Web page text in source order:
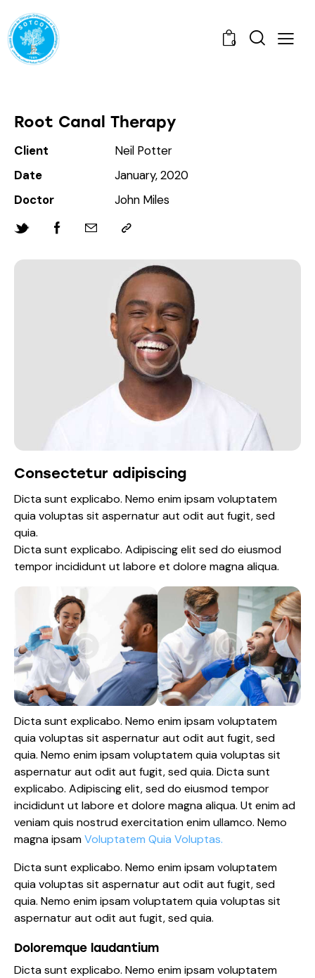
0
Root Canal Therapy
Client
Neil Potter
Date
January, 2020
Doctor
John Miles
Consectetur adipiscing
Dicta sunt explicabo. Nemo enim ipsam voluptatem
quia voluptas sit aspernatur aut odit aut fugit, sed
quia.
Dicta sunt explicabo. Adipiscing elit sed do eiusmod
tempor incididunt ut labore et dolore magna aliqua.
Dicta sunt explicabo. Nemo enim ipsam voluptatem
quia voluptas sit aspernatur aut odit aut fugit, sed
quia. Nemo enim ipsam voluptatem quia voluptas sit
aspernatur aut odit aut fugit, sed quia. Dicta sunt
explicabo. Adipiscing elit, sed do eiusmod tempor
incididunt ut labore et dolore magna aliqua. Ut enim ad
veniam quis nostrud exercitation enim ullamco. Nemo
magna ipsamVoluptatem Quia Voluptas.
Dicta sunt explicabo. Nemo enim ipsam voluptatem
quia voluptas sit aspernatur aut odit aut fugit, sed
quia. Nemo enim ipsam voluptatem quia voluptas sit
aspernatur aut odit aut fugit, sed quia.
Doloremque laudantium
Dicta sunt explicabo. Nemo enim ipsam voluptatem